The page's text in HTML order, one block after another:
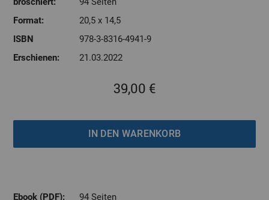
Format:
20,5 x 14,5
ISBN
978-3-8316-4941-9
Erschienen:
21.03.2022
39,00 €
Ebook (PDF):
94 Seiten